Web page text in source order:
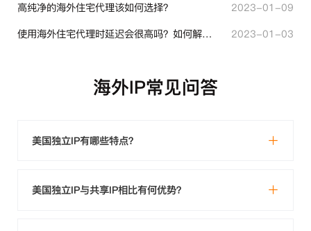
高纯净的海外住宅代理该如何选择？
2023-01-09
使用海外住宅代理时延迟会很高吗？如何解决？
2023-01-03
海外IP常见问答
美国独立IP有哪些特点？
美国独立IP与共享IP相比有何优势？